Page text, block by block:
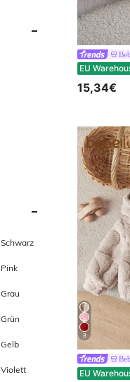
Schwarz
Pink
Grau
Grün
Gelb
Violett
EU
15,34€
8
EU